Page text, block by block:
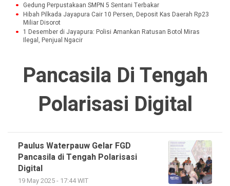
Gedung Perpustakaan SMPN 5 Sentani Terbakar
Hibah Pilkada Jayapura Cair 10 Persen, Deposit Kas Daerah Rp23
Miliar Disorot
1 Desember di Jayapura: Polisi Amankan Ratusan Botol Miras
Ilegal, Penjual Ngacir
Pancasila Di Tengah
Polarisasi Digital
Paulus Waterpauw Gelar FGD
Pancasila di Tengah Polarisasi
Digital
19 May 2025 - 17:44 WIT